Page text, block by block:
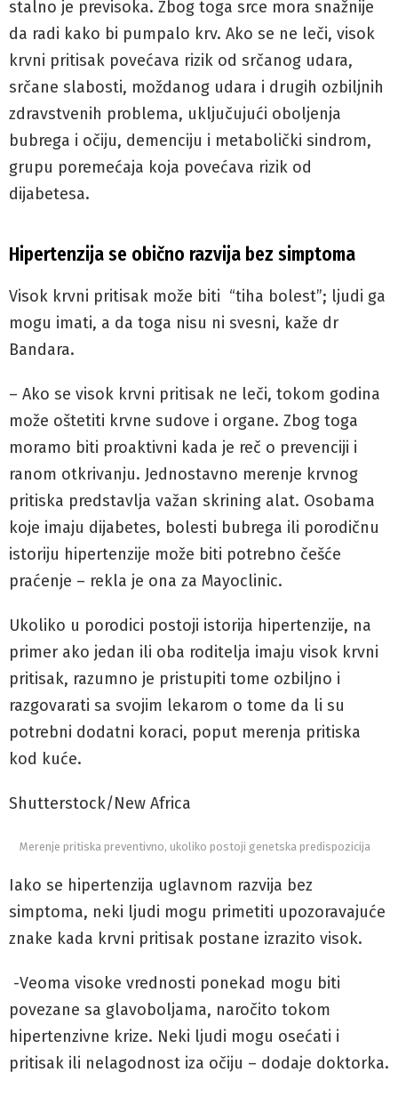
stalno je previsoka. Zbog toga srce mora snažnije
da radi kako bi pumpalo krv. Ako se ne leči, visok
krvni pritisak povećava rizik od srčanog udara,
srčane slabosti, moždanog udara i drugih ozbiljnih
zdravstvenih problema, uključujući oboljenja
bubrega i očiju, demenciju i metabolički sindrom,
grupu poremećaja koja povećava rizik od
dijabetesa.
Hipertenzija se obično razvija bez simptoma
Visok krvni pritisak može biti “tiha bolest”; ljudi ga
mogu imati, a da toga nisu ni svesni, kaže dr
Bandara.
– Ako se visok krvni pritisak ne leči, tokom godina
može oštetiti krvne sudove i organe. Zbog toga
moramo biti proaktivni kada je reč o prevenciji i
ranom otkrivanju. Jednostavno merenje krvnog
pritiska predstavlja važan skrining alat. Osobama
koje imaju dijabetes, bolesti bubrega ili porodičnu
istoriju hipertenzije može biti potrebno češće
praćenje – rekla je ona za Mayoclinic.
Ukoliko u porodici postoji istorija hipertenzije, na
primer ako jedan ili oba roditelja imaju visok krvni
pritisak, razumno je pristupiti tome ozbiljno i
razgovarati sa svojim lekarom o tome da li su
potrebni dodatni koraci, poput merenja pritiska
kod kuće.
Shutterstock/New Africa
Merenje pritiska preventivno, ukoliko postoji genetska predispozicija
Iako se hipertenzija uglavnom razvija bez
simptoma, neki ljudi mogu primetiti upozoravajuće
znake kada krvni pritisak postane izrazito visok.
-Veoma visoke vrednosti ponekad mogu biti
povezane sa glavoboljama, naročito tokom
hipertenzivne krize. Neki ljudi mogu osećati i
pritisak ili nelagodnost iza očiju – dodaje doktorka.